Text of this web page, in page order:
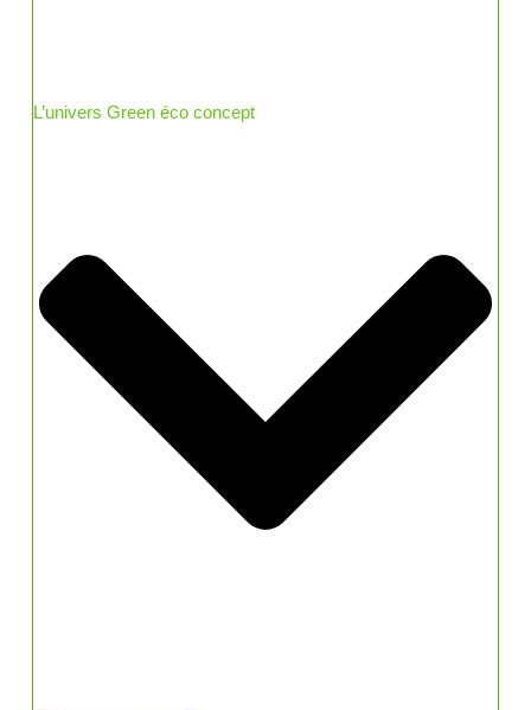
L’univers Green éco concept